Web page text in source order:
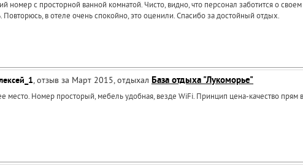
номер с просторной ванной комнатой. Чисто, видно, что персонал заботится о
Повторюсь, в отеле очень спокойно, это оценили. Спасибо за достойный отдых.
, отзыв за Март 2015, отдыхал База отдыха "Лукоморье"
место. Номер просторый, мебель удобная, везде WiFi. Принцип цена-качество прям в